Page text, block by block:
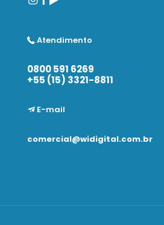
Atendimento
0800 591 6269
+55 (15) 3321-8811
E-mail
comercial@widigital.com.br